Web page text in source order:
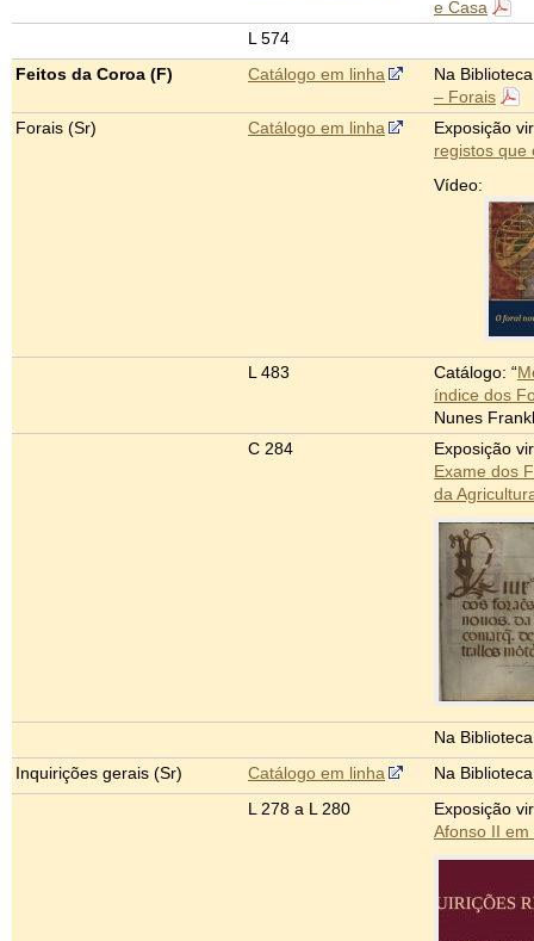
e Casa
L 574
Feitos da Coroa (F)
Catálogo em linha
Na
– Forais
Forais (Sr)
Catálogo em linha
Exposição
registos que
Vídeo:
L 483 Catálogo: “
índice dos
Nunes
C 284
Exposição
Exame dos
da
Na
Inquirições gerais (Sr)
Catálogo em linha
Na
L 278 a L 280
Exposição
Afonso II em